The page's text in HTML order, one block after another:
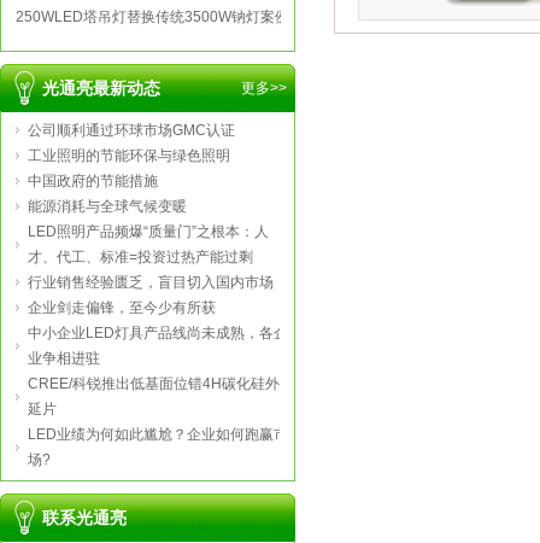
250WLED塔吊灯替换传统3500W钠灯案例
光通亮最新动态 更多>>
公司顺利通过环球市场GMC认证
工业照明的节能环保与绿色照明
中国政府的节能措施
能源消耗与全球气候变暖
LED照明产品频爆“质量门”之根本：人
才、代工、标准=投资过热产能过剩
行业销售经验匮乏，盲目切入国内市场
企业剑走偏锋，至今少有所获
中小企业LED灯具产品线尚未成熟，各企
业争相进驻
CREE/科锐推出低基面位错4H碳化硅外
延片
LED业绩为何如此尴尬？企业如何跑赢市
场?
联系光通亮